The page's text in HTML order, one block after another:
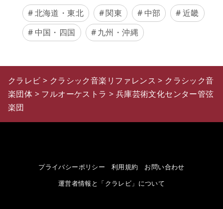
北海道・東北 関東 中部
近畿
中国・四国
九州・沖縄
クラレビ > クラシック音楽リファレンス > クラシック音
楽団体 > フルオーケストラ > 兵庫芸術文化センター管弦
楽団
プライバシーポリシー 利用規約
お問い合わせ
運営者情報と「クラレビ」について